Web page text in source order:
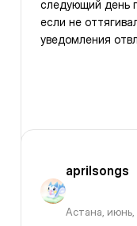
следующий день
если не
уведомления
aprilsongs
Астана,